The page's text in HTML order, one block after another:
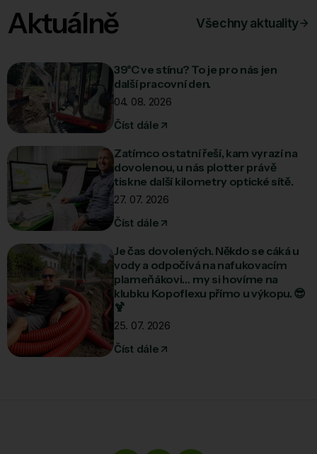
Aktuálně Všechny aktuality
39°C ve stínu? To je pro nás jen
další pracovní den.
04. 08. 2026
Číst dále
Zatímco ostatní řeší, kam vyrazí na
dovolenou, u nás plotter právě
tiskne další kilometry optické sítě.
27. 07. 2026
Číst dále
Je čas dovolených. Někdo se cáká u
vody a odpočívá na nafukovacím
plameňákovi… my si hovíme na
klubku Kopoflexu přímo u výkopu. 😎
🍹
25. 07. 2026
Číst dále